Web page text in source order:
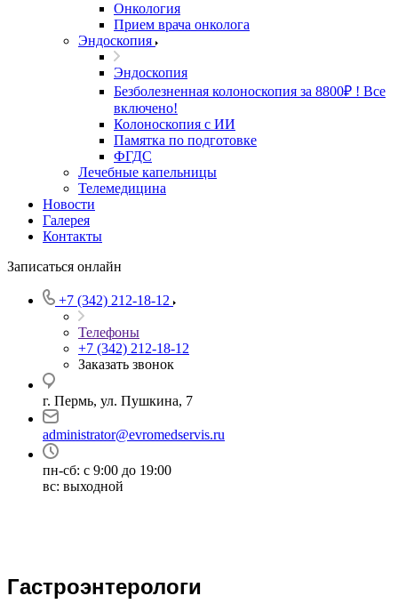
Онкология
Прием врача онколога
Эндоскопия
Эндоскопия
Безболезненная колоноскопия за 8800₽ ! Все
включено!
Колоноскопия с ИИ
Памятка по подготовке
ФГДС
Лечебные капельницы
Телемедицина
Новости
Галерея
Контакты
Записаться онлайн
+7 (342) 212-18-12
Телефоны
+7 (342) 212-18-12
Заказать звонок
г. Пермь, ул. Пушкина, 7
administrator@evromedservis.ru
пн-сб: с 9:00 до 19:00
вс: выходной
Гастроэнтерологи